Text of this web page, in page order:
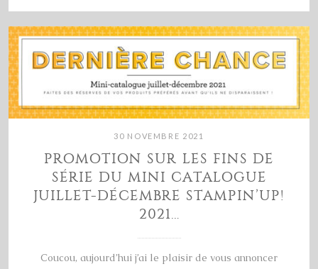
30 NOVEMBRE 2021
PROMOTION SUR LES FINS DE
SÉRIE DU MINI CATALOGUE
JUILLET-DÉCEMBRE STAMPIN’UP!
2021…
Coucou, aujourd’hui j’ai le plaisir de vous annoncer